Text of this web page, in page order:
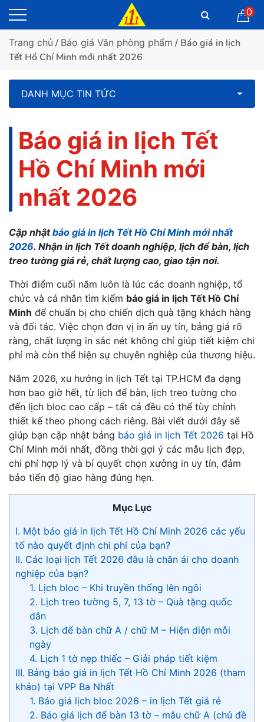
0
Trang chủ / Báo giá Văn phòng phẩm / Báo giá in lịch
Tết Hồ Chí Minh mới nhất 2026
DANH MỤC TIN TỨC
Báo giá in lịch Tết
Hồ Chí Minh mới
nhất 2026
Cập nhậtbáo giá in lịch Tết Hồ Chí Minh mới nhất
2026. Nhận in lịch Tết doanh nghiệp, lịch để bàn, lịch
treo tường giá rẻ, chất lượng cao, giao tận nơi.
Thời điểm cuối năm luôn là lúc các doanh nghiệp, tổ
chức và cá nhân tìm kiếm báo giá in lịch Tết Hồ Chí
Minh để chuẩn bị cho chiến dịch quà tặng khách hàng
và đối tác. Việc chọn đơn vị in ấn uy tín, bảng giá rõ
ràng, chất lượng in sắc nét không chỉ giúp tiết kiệm chi
phí mà còn thể hiện sự chuyên nghiệp của thương hiệu.
Năm 2026, xu hướng in lịch Tết tại TP.HCM đa dạng
hơn bao giờ hết, từ lịch để bàn, lịch treo tường cho
đến lịch bloc cao cấp – tất cả đều có thể tùy chỉnh
thiết kế theo phong cách riêng. Bài viết dưới đây sẽ
giúp bạn cập nhật bảng báo giá in lịch Tết 2026 tại Hồ
Chí Minh mới nhất, đồng thời gợi ý các mẫu lịch đẹp,
chi phí hợp lý và bí quyết chọn xưởng in uy tín, đảm
bảo tiến độ giao hàng đúng hẹn.
Mục Lục
I. Một báo giá in lịch Tết Hồ Chí Minh 2026 các yếu
tố nào quyết định chi phí của bạn?
II. Các loại lịch Tết 2026 đâu là chân ái cho doanh
nghiệp của bạn?
1. Lịch bloc – Khi truyền thống lên ngôi
2. Lịch treo tường 5, 7, 13 tờ – Quà tặng quốc
dân
3. Lịch để bàn chữ A / chữ M – Hiện diện mỗi
ngày
4. Lịch 1 tờ nẹp thiếc – Giải pháp tiết kiệm
III. Bảng báo giá in lịch Tết Hồ Chí Minh 2026 (tham
khảo) tại VPP Ba Nhất
1. Báo giá lịch bloc 2026 – in lịch Tết giá rẻ
2. Báo giá lịch để bàn 13 tờ – mẫu chữ A (chủ đề